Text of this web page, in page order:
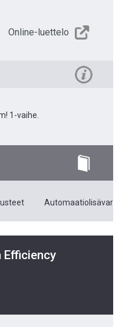
Online-luettelo
1-vaihe.
Efficiency